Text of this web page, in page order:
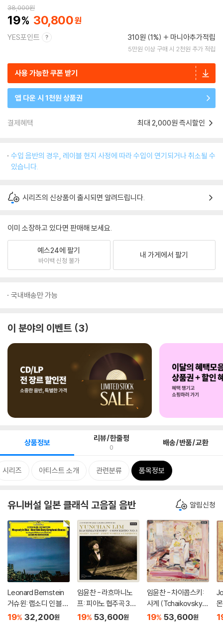
38,000원
19 30,800
YES포인트 310원 (1%) 마니아추가적립
5만원 이상 구매 시 2천원 추가 적립
사용 가능한 쿠폰 받기
앱 다운 시 1천원 상품권
결제혜택 최대 2,000원 즉시할인
수입 음반의 경우, 레이블 현지 사정에 따라 수입이 연기되거나 취소될 수
있습니다.
시리즈의 신상품이 출시되면 알려드립니다.
이미 소장하고 있다면 판매해 보세요.
예스24에 팔기
바이백 신청 불가
내 가게에서 팔기
국내배송만 가능
이 분야의 이벤트 3
상품정보 리뷰/한줄평
0 배송/반품/교환
시리즈 아티스트 소개 관련분류 품목정보
유니버설 일본 클래식 고음질 음반 알림신청
Leonard Bernstein
거슈윈: 랩소디 인 블루
/ 번스타인: 교향적 무
19% 32,200원
임윤찬 - 라흐마니노
프: 피아노 협주곡 3번
[반 클라이번 콩쿠르 실
19% 53,600원
임윤찬 - 차이콥스키:
사계 (Tchaikovsky:
The Seasons, Op. 3
19% 53,600원